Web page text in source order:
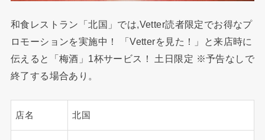
和食レストラン「北国」では,Vetter読者限定でお得なプ
ロモーションを実施中！ 「Vetterを見た！」と来店時に
伝えると「梅酒」1杯サービス！ 土日限定 ※予告なしで
終了する場合あり。
店名 北国